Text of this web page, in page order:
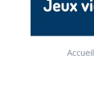
Accueil